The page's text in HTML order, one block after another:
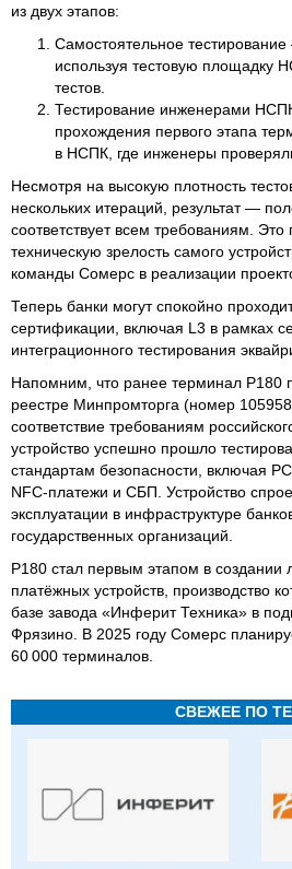
из двух этапов:
Самостоятельное тестирование
используя тестовую площадку
тестов.
Тестирование инженерами
прохождения первого этапа
в НСПК, где инженеры
Несмотря на высокую плотность
нескольких итераций, результат —
соответствует всем требованиям. Это
техническую зрелость самого
команды Сомерс в реализации
Теперь банки могут спокойно
сертификации, включая L3 в рамках
интеграционного тестирования
Напомним, что ранее терминал Р180
реестре Минпромторга (номер
соответствие требованиям
устройство успешно прошло
стандартам безопасности, включая
NFC-платежи и СБП. Устройство
эксплуатации в инфраструктуре
государственных организаций.
Р180 стал первым этапом в создании
платёжных устройств, производство
базе завода «Инферит Техника» в
Фрязино. В 2025 году Сомерс
60 000 терминалов.
СВЕЖЕЕ ПО